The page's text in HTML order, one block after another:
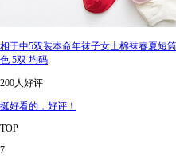
相于中5双装本命年袜子女士棉袜春夏短
色 5双 均码
200人好评
挺好看的，好评！
TOP
7